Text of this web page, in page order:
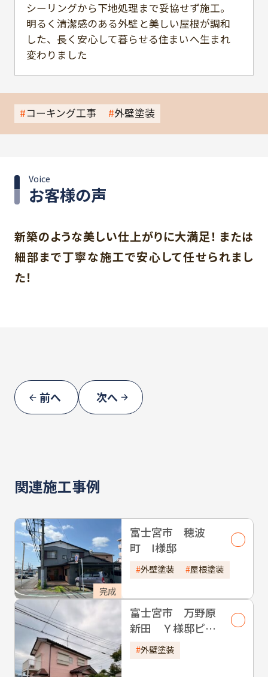
外壁は明るく清潔感のある色合いに、屋根や
付帯部は落ち着いた色で統一することで、上
品で高級感のある外観へと生まれ変わりまし
た。
施工後も定期点検を通じて、大切なお住まい
を末永くサポートさせていただきます。
シーリングから下地処理まで妥協せず施工。
明るく清潔感のある外壁と美しい屋根が調和
した、長く安心して暮らせる住まいへ生まれ
変わりました
コーキング工事 外壁塗装
お客様の声
Voice
新築のような美しい仕上がりに大満足！ または
細部まで丁寧な施工で安心して任せられまし
た！
前へ 次へ
関連施工事例
完成
富士宮市 穂波
町 I様邸
外壁塗装 屋根塗装
富士宮市 万野原
新田 Ｙ様邸ピー
チ外壁塗装